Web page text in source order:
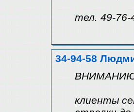
тел. 49-76-
34-94-58
клиенты